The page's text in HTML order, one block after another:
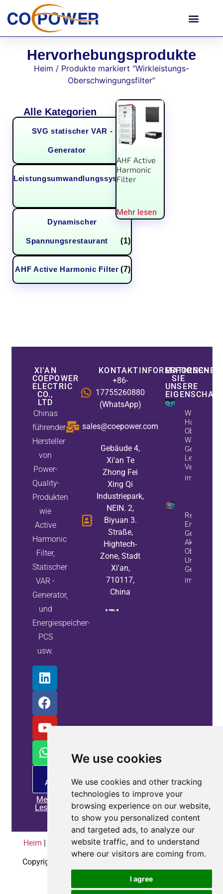
We use cookies
We use cookies and other tracking
technologies to improve your
browsing experience on our website,
to show you personalized content
and targeted ads, to analyze our
website traffic, and to understand
where our visitors are coming from.
I agree
Hervorhebungsprodukte
Heim / Produkte markiert “Wirkleistungs-
Oberschwingungsfilter”
Alle Kategorien
SVG statischer VAR -
Generator
Leistungsumwandlungssystem
Dynamischer
Spannungsrestaurant (1)
AHF Active Harmonic Filter (7)
AHF Active
Harmonic
Filter
Mehr lesen
XI'AN
COEPOWER
ELECTRIC
CO.,
LTD
Chinas
führender
Hersteller
von
Power-
Quality-
Produkten
wie
Active
Harmonic
Filter,
Statischer
VAR -
Generator,
und
Energiespeicher-
PCS
usw.
Angebot
Mehr
Lesen
KONTAKTINFORMATIONEN
+86-
17755260880
(WhatsApp)
sales@coepower.com
Gebäude 4,
Xi'an Te
Zhong Fei
Xing Qi
Industriepark,
NEIN. 2,
Biyuan 3.
Straße,
Hightech-
Zone, Stadt
Xi'an,
710117,
China
ERFORSCHEN
SIE
UNSERE
Wie Aktive
Oberwellen
Während
Verbessern
Reduzieren
Aktiven
Und
Heim | Datenschutzrichtlinie| Kontaktieren Sie uns
Copyright © 2010-2025
vorbehalten.